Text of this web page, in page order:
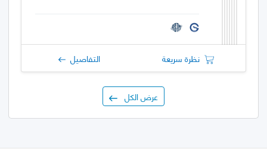
نظرة سريعة التفاصيل
عرض الكل